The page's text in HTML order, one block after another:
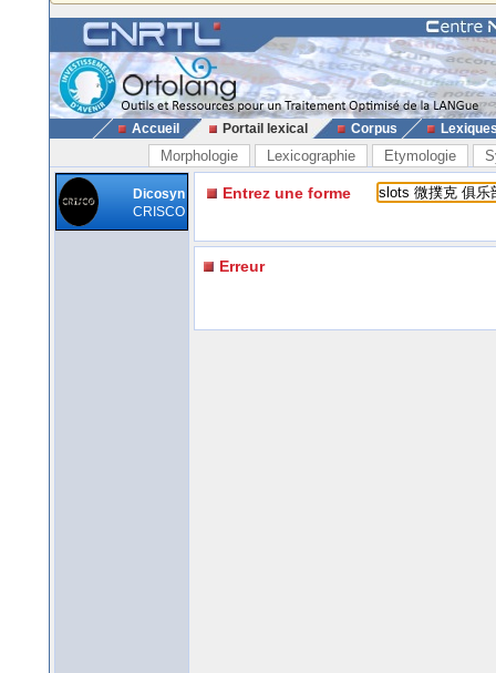
Accueil Portail lexical Corpus
Morphologie Lexicographie Etymologie
Dicosyn
CRISCO
Entrez une forme
Erreur